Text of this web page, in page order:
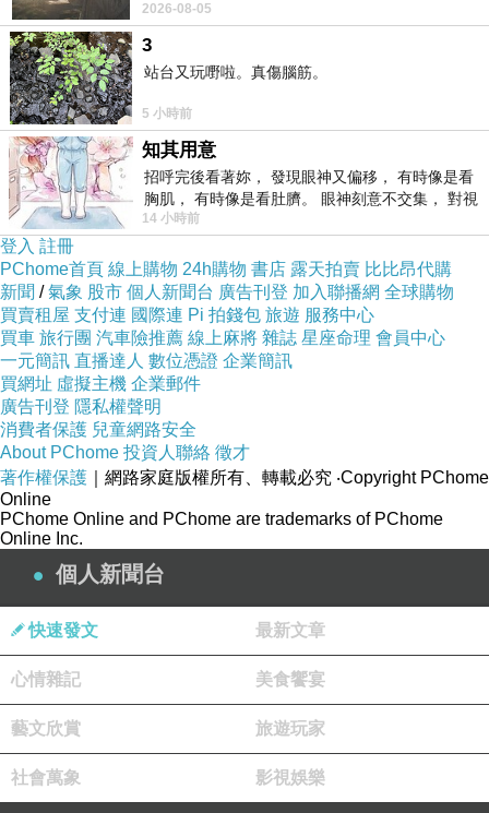
上一篇：當兵的回憶-這些人要當兵？
她不是很喜歡幼幼班的小朋友嗎捨得不
2026-08-05
3
站台又玩嘢啦。真傷腦筋。
5 小時前
知其用意
招呼完後看著妳， 發現眼神又偏移， 有時像是看
胸肌， 有時像是看肚臍。 眼神刻意不交集， 對視
視線不對齊， 讓我很難不
14 小時前
登入 註冊
PChome首頁 線上購物 24h購物 書店 露天拍賣 比比昂代購
新聞 /氣象 股市 個人新聞台 廣告刊登 加入聯播網 全球購物
買賣租屋 支付連 國際連 Pi 拍錢包 旅遊 服務中心
買車 旅行團 汽車險推薦 線上麻將 雜誌 星座命理 會員中心
一元簡訊 直播達人 數位憑證 企業簡訊
買網址 虛擬主機 企業郵件
廣告刊登 隱私權聲明
消費者保護 兒童網路安全
About PChome 投資人聯絡 徵才
著作權保護 ｜網路家庭版權所有、轉載必究 ‧Copyright PChome
Online
PChome Online and PChome are trademarks of PChome
Online Inc.
個人新聞台
快速發文 最新文章
心情雜記 美食饗宴
藝文欣賞 旅遊玩家
社會萬象 影視娛樂